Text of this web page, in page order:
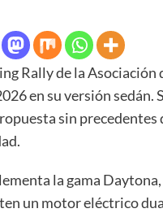
Rally de la
en su versión
sin
la gama
un motor eléctrico